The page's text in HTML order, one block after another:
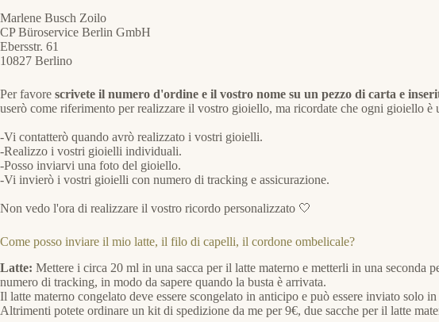
Marlene Busch Zoilo
CP Büroservice Berlin GmbH
Ebersstr. 61
10827 Berlino
Per favore scrivete il numero d'ordine e il vostro nome su un pezzo di carta e
userò come riferimento per realizzare il vostro gioiello, ma ricordate che ogni gioiello
-Vi contatterò quando avrò realizzato i vostri gioielli.
-Realizzo i vostri gioielli individuali.
-Posso inviarvi una foto del gioiello.
-Vi invierò i vostri gioielli con numero di tracking e assicurazione.
Non vedo l'ora di realizzare il vostro ricordo personalizzato 🤍
Come posso inviare il mio latte, il filo di capelli, il cordone ombelicale?
Latte: Mettere i circa 20 ml in una sacca per il latte materno e metterli in una seconda
numero di tracking, in modo da sapere quando la busta è arrivata.
Il latte materno congelato deve essere scongelato in anticipo e può essere inviato solo
Altrimenti potete ordinare un kit di spedizione da me per 9€, due sacche per il latte